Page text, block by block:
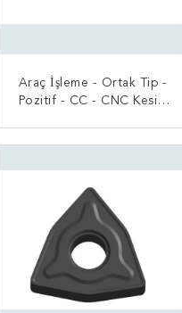
Araç İşleme - Ortak Tip -
Pozitif - CC - CNC Kesici
ŞIMDI BAŞVURUN